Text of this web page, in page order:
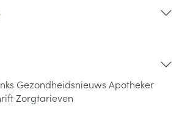
Gezondheidsnieuws Apotheker
Zorgtarieven